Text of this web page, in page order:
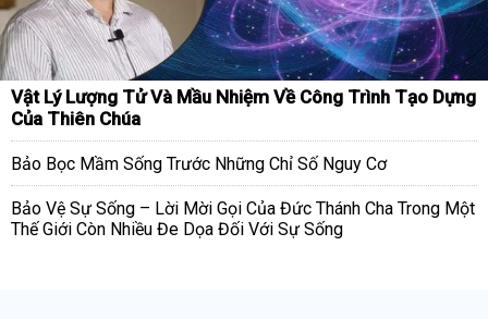
Vật Lý Lượng Tử Và Mầu Nhiệm Về Công Trình Tạo Dựng
Của Thiên Chúa
Bảo Bọc Mầm Sống Trước Những Chỉ Số Nguy Cơ
Bảo Vệ Sự Sống – Lời Mời Gọi Của Đức Thánh Cha Trong Một
Thế Giới Còn Nhiều Đe Dọa Đối Với Sự Sống